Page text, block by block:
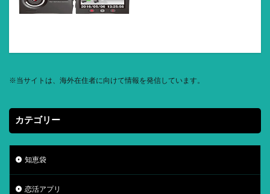
※当サイトは、海外在住者に向けて情報を発信しています。
カテゴリー
知恵袋
恋活アプリ